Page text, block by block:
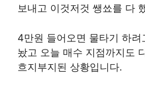
보내고 이것저것 쌩쑈를 다
4만원 들어오면 물타기 하려
놨고 오늘 매수 지점까지도
흐지부지된 상황입니다.